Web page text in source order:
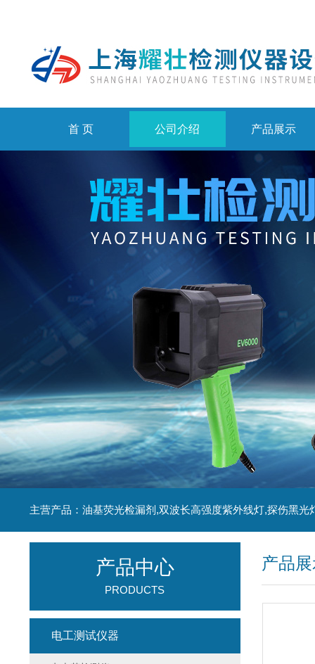
首 页 公司介绍 产品展示
主营产品：油基荧光检漏剂,双波长高强度紫外线灯,探伤黑光
产品
产品中心
PRODUCTS
电工测试仪器